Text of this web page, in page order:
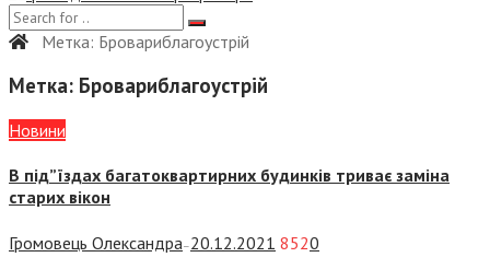
Метка: Бровариблагоустрій
Метка: Бровариблагоустрій
Новини
В під”їздах багатоквартирних будинків триває заміна
старих вікон
Громовець Олександра — 20.12.2021 8520